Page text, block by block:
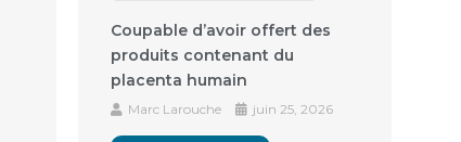
Coupable d’avoir offert des
produits contenant du
placenta humain
Marc Larouche juin 25, 2026